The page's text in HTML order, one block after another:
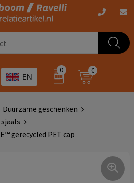
EN
0 0
Duurzame geschenken
gerecycled PET cap